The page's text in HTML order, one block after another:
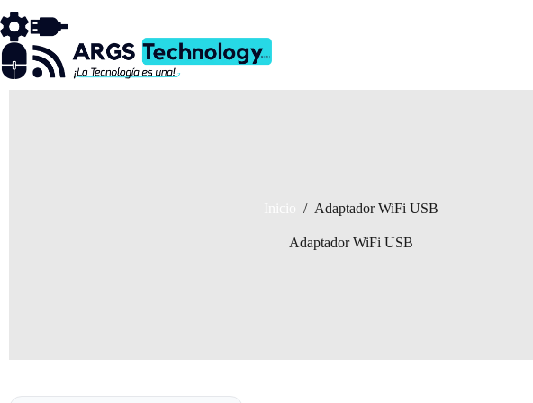
al
contenido
/ Adaptador WiFi USB
Adaptador WiFi USB